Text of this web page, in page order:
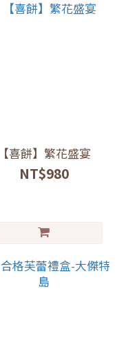
【喜餅】繁花盛宴
NT$980